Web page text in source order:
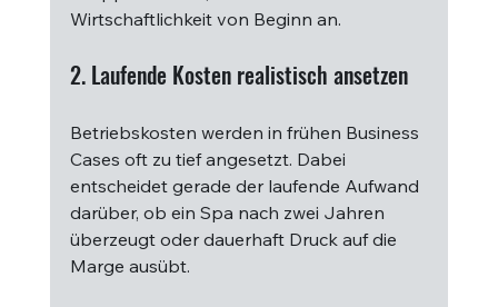
Wirtschaftlichkeit von Beginn an.
2. Laufende Kosten realistisch ansetzen
Betriebskosten werden in frühen Business
Cases oft zu tief angesetzt. Dabei
entscheidet gerade der laufende Aufwand
darüber, ob ein Spa nach zwei Jahren
überzeugt oder dauerhaft Druck auf die
Marge ausübt.